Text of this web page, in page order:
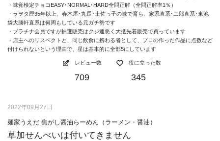
・味覚検定チョコEASY･NORMAL･HARD全問正解（全問正解率1％）
・ラヲタ歴35年以上、春木屋･丸長･土佐っ子の味で育ち、家系直系･二郎直系･東池
袋大勝軒直系は何周もしている元ガチ勢です
・プラチナ会員ですが抽選販売はクジ運悪く大抵先着販売で買っています
・店主へのリスペクトと、同じ飲食に携わる者として、プロの作った作品に点数など
付けられないという理由で、星は基本的に全部5にしています
レビュー数
709
役に立った数
345
2022年09月27日
麺家うえだ 焦がし醤油らーめん（ラーメン・醤油）
草加せんべいは付いてきません